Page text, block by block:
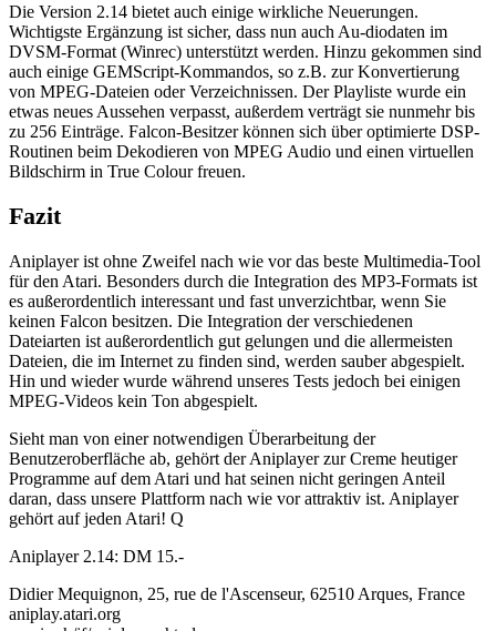
Die Version 2.14 bietet auch einige wirkliche Neuerungen.
Wichtigste Ergänzung ist sicher, dass nun auch Au-diodaten im
DVSM-Format (Winrec) unterstützt werden. Hinzu gekommen sind
auch einige GEMScript-Kommandos, so z.B. zur Konvertierung
von MPEG-Dateien oder Verzeichnissen. Der Playliste wurde ein
etwas neues Aussehen verpasst, außerdem verträgt sie nunmehr bis
zu 256 Einträge. Falcon-Besitzer können sich über optimierte DSP-
Routinen beim Dekodieren von MPEG Audio und einen virtuellen
Bildschirm in True Colour freuen.
Fazit
Aniplayer ist ohne Zweifel nach wie vor das beste Multimedia-Tool
für den Atari. Besonders durch die Integration des MP3-Formats ist
es außerordentlich interessant und fast unverzichtbar, wenn Sie
keinen Falcon besitzen. Die Integration der verschiedenen
Dateiarten ist außerordentlich gut gelungen und die allermeisten
Dateien, die im Internet zu finden sind, werden sauber abgespielt.
Hin und wieder wurde während unseres Tests jedoch bei einigen
MPEG-Videos kein Ton abgespielt.
Sieht man von einer notwendigen Überarbeitung der
Benutzeroberfläche ab, gehört der Aniplayer zur Creme heutiger
Programme auf dem Atari und hat seinen nicht geringen Anteil
daran, dass unsere Plattform nach wie vor attraktiv ist. Aniplayer
gehört auf jeden Atari! Q
Aniplayer 2.14: DM 15.-
Didier Mequignon, 25, rue de l'Ascenseur, 62510 Arques, France
aniplay.atari.org